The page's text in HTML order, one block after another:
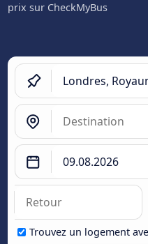
prix sur CheckMyBus
Trouvez un logement